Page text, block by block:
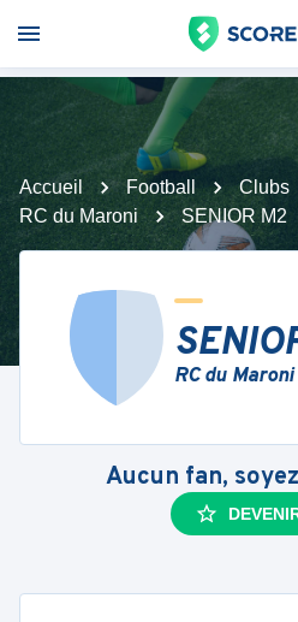
Accueil Football Clubs
RC du Maroni
SENIOR M2
RC du Maroni
Aucun fan,